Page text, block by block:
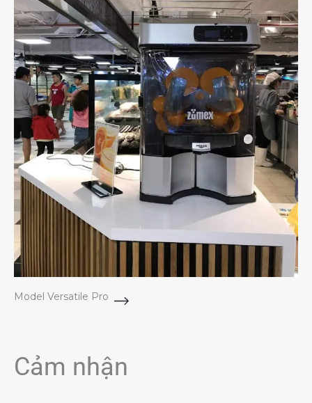
Model Versatile Pro
Cảm nhận